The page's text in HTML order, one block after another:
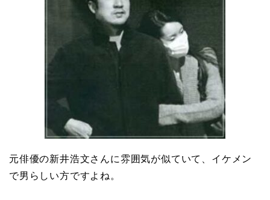
田村淳と嫁・香那の結婚
馴れ初めは友人の紹介！
破局から復縁へ
【画像】相葉雅紀の嫁は
関西出身の癒し系美人！
元タレントで交際期間約
元俳優の新井浩文さんに雰囲気が似ていて、イケメン
で男らしい方ですよね。